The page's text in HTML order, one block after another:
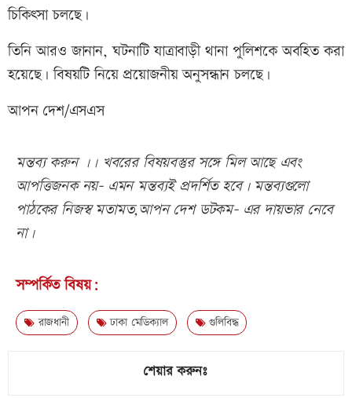
চিকিৎসা চলছে।
তিনি আরও জানান, ঘটনাটি যাত্রাবাড়ী থানা পুলিশকে অবহিত করা
হয়েছে। বিষয়টি নিয়ে প্রয়োজনীয় অনুসন্ধান চলছে।
আপন দেশ/এসএস
মন্তব্য করুন ।। খবরের বিষয়বস্তুর সঙ্গে মিল আছে এবং
আপত্তিজনক নয়- এমন মন্তব্যই প্রদর্শিত হবে। মন্তব্যগুলো
পাঠকের নিজস্ব মতামত,আপন দেশ ডটকম- এর দায়ভার নেবে
না।
সম্পর্কিত বিষয়:
রাজধানী ঢাকা মেডিক্যাল গুলিবিদ্ধ
শেয়ার করুনঃ